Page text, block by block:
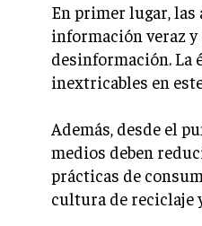
En primer lugar, las
información veraz
desinformación. La
inextricables en
Además, desde el
medios deben
prácticas de
cultura de reciclaje